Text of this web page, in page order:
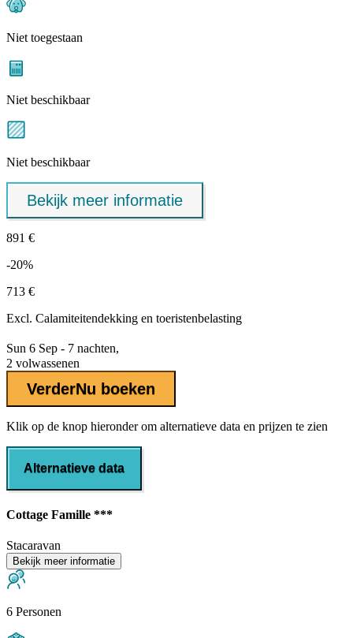
Niet toegestaan
Niet beschikbaar
Niet beschikbaar
Bekijk meer informatie
891 €
-20%
713 €
Excl. Calamiteitendekking en toeristenbelasting
Sun 6 Sep - 7 nachten,
2 volwassenen
VerderNu boeken
Klik op de knop hieronder om alternatieve data en prijzen te zien
Alternatieve data
Cottage Famille ***
Stacaravan
Bekijk meer informatie
6 Personen